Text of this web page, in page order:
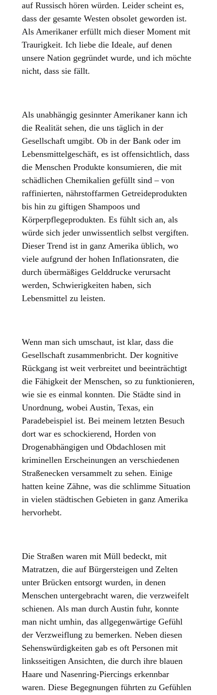
auf Russisch hören würden. Leider scheint es,
dass der gesamte Westen obsolet geworden ist.
Als Amerikaner erfüllt mich dieser Moment mit
Traurigkeit. Ich liebe die Ideale, auf denen
unsere Nation gegründet wurde, und ich möchte
nicht, dass sie fällt.
Als unabhängig gesinnter Amerikaner kann ich
die Realität sehen, die uns täglich in der
Gesellschaft umgibt. Ob in der Bank oder im
Lebensmittelgeschäft, es ist offensichtlich, dass
die Menschen Produkte konsumieren, die mit
schädlichen Chemikalien gefüllt sind – von
raffinierten, nährstoffarmen Getreideprodukten
bis hin zu giftigen Shampoos und
Körperpflegeprodukten. Es fühlt sich an, als
würde sich jeder unwissentlich selbst vergiften.
Dieser Trend ist in ganz Amerika üblich, wo
viele aufgrund der hohen Inflationsraten, die
durch übermäßiges Gelddrucke verursacht
werden, Schwierigkeiten haben, sich
Lebensmittel zu leisten.
Wenn man sich umschaut, ist klar, dass die
Gesellschaft zusammenbricht. Der kognitive
Rückgang ist weit verbreitet und beeinträchtigt
die Fähigkeit der Menschen, so zu funktionieren,
wie sie es einmal konnten. Die Städte sind in
Unordnung, wobei Austin, Texas, ein
Paradebeispiel ist. Bei meinem letzten Besuch
dort war es schockierend, Horden von
Drogenabhängigen und Obdachlosen mit
kriminellen Erscheinungen an verschiedenen
Straßenecken versammelt zu sehen. Einige
hatten keine Zähne, was die schlimme Situation
in vielen städtischen Gebieten in ganz Amerika
hervorhebt.
Die Straßen waren mit Müll bedeckt, mit
Matratzen, die auf Bürgersteigen und Zelten
unter Brücken entsorgt wurden, in denen
Menschen untergebracht waren, die verzweifelt
schienen. Als man durch Austin fuhr, konnte
man nicht umhin, das allgegenwärtige Gefühl
der Verzweiflung zu bemerken. Neben diesen
Sehenswürdigkeiten gab es oft Personen mit
linksseitigen Ansichten, die durch ihre blauen
Haare und Nasenring-Piercings erkennbar
waren. Diese Begegnungen führten zu Gefühlen